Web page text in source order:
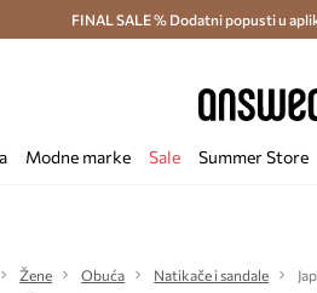
i povrat (od 70€) > Dostava u
FINAL SALE % Dodatni popusti u
Modne marke Sale Summer Store
Žene Obuća Natikače i sandale